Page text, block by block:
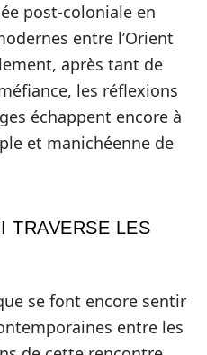
post-coloniale en
entre l’Orient
après tant de
les réflexions
échappent encore à
et manichéenne de
TRAVERSE LES
se font encore sentir
entre les